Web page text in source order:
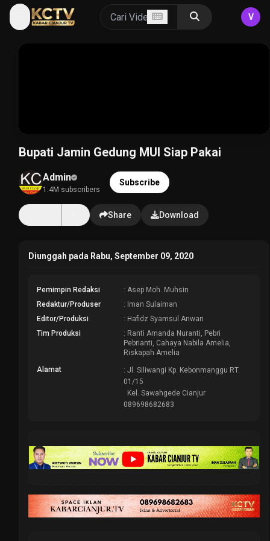
V
Bupati Jamin Gedung MUI Siap Pakai
Admin
1.4M subscribers
Subscribe
Share Download
Diunggah pada Rabu, September 09, 2020
Pemimpin Redaksi
: Asep Moh. Muhsin
Redaktur/Produser
: Iman Sulaiman
Editor/Produksi
: Hafidz Syamsul Anwari
Tim Produksi
: Ranti Amanda Nuranti, Pebri
Pebrianti, Cahaya Nabila Amelia,
Riskapah Amelia
Alamat
: Jl. Siliwangi Kp. Kebonmanggu RT.
01/15
Kel. Sawahgede Cianjur
089698682683